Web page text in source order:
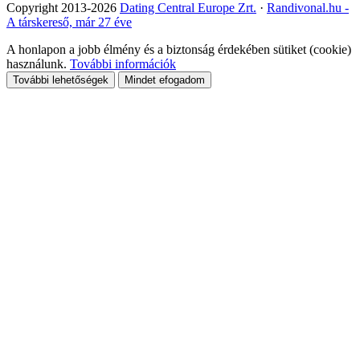
Copyright 2013-2026 Dating Central Europe Zrt. · Randivonal.hu -
A társkereső, már 27 éve
A honlapon a jobb élmény és a biztonság érdekében sütiket (cookie)
használunk. További információk
További lehetőségek Mindet efogadom